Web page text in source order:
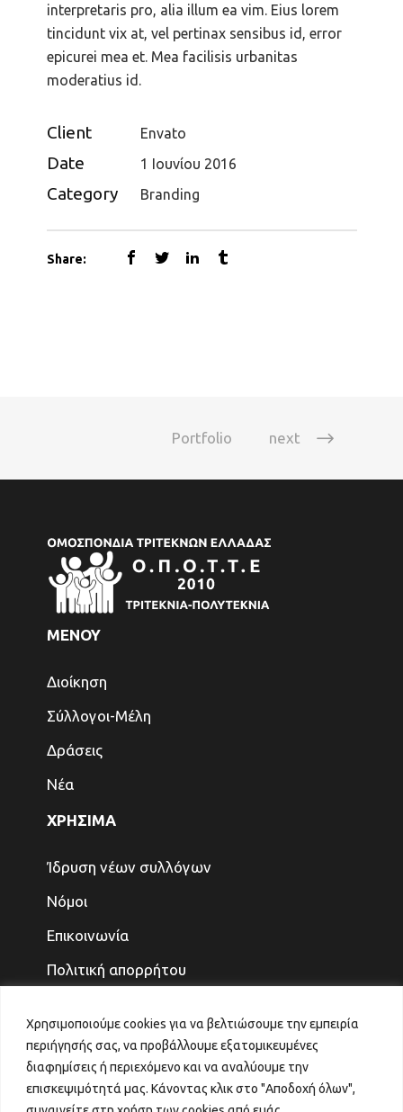
Χρησιμοποιούμε cookies για να βελτιώσουμε την εμπειρία
περιήγησής σας, να προβάλλουμε εξατομικευμένες
διαφημίσεις ή περιεχόμενο και να αναλύουμε την
επισκεψιμότητά μας. Κάνοντας κλικ στο "Αποδοχή όλων",
interpretaris pro, alia illum ea vim. Eius lorem
tincidunt vix at, vel pertinax sensibus id, error
epicurei mea et. Mea facilisis urbanitas
moderatius id.
Client Envato
Date 1 Ιουνίου 2016
Category Branding
Share:
Portfolio next
ΜΕΝΟΥ
Διοίκηση
Σύλλογοι-Μέλη
Δράσεις
Νέα
ΧΡΗΣΙΜΑ
Ίδρυση νέων συλλόγων
Νόμοι
Επικοινωνία
Πολιτική απορρήτου
ΓΙΑ ΤΑ ΠΑΙΔΙΑ ΚΑΙ ΤΗΝ ΟΙΚΟΓΕΝΕΙΑ, ΤΟ
ΜΕΛΛΟΝ ΤΟ ΚΕΡΔΙΖΟΥΜΕ
31 Ιουλίου 2026